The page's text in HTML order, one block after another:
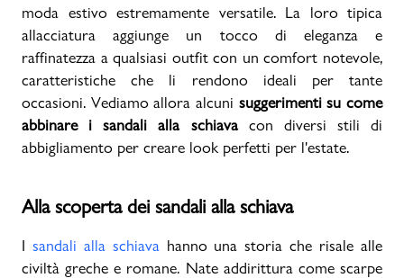
Accedi | Registrati
Carrello
Promo & News
contatti
pcard
moda estivo estremamente versatile. La loro tipica
allacciatura aggiunge un tocco di eleganza e
raffinatezza a qualsiasi outfit con un comfort notevole,
caratteristiche che li rendono ideali per tante
occasioni. Vediamo allora alcuni suggerimenti su come
abbinare i sandali alla schiavacon diversi stili di
abbigliamento per creare look perfetti per l'estate.
Alla scoperta dei sandali alla schiava
I sandali alla schiavahanno una storia che risale alle
civiltà greche e romane. Nate addirittura come scarpe